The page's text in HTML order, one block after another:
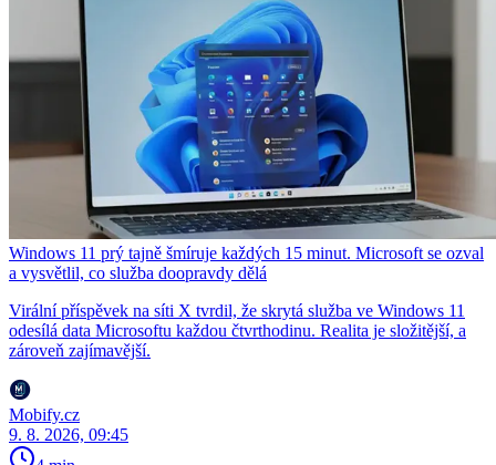
Windows 11 prý tajně šmíruje každých 15 minut. Microsoft se ozval
a vysvětlil, co služba doopravdy dělá
Virální příspěvek na síti X tvrdil, že skrytá služba ve Windows 11
odesílá data Microsoftu každou čtvrthodinu. Realita je složitější, a
zároveň zajímavější.
Mobify.cz
9. 8. 2026, 09:45